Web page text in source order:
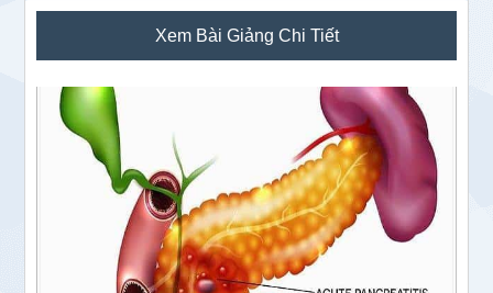
Sidebar
chính
Xem Bài Giảng Chi Tiết